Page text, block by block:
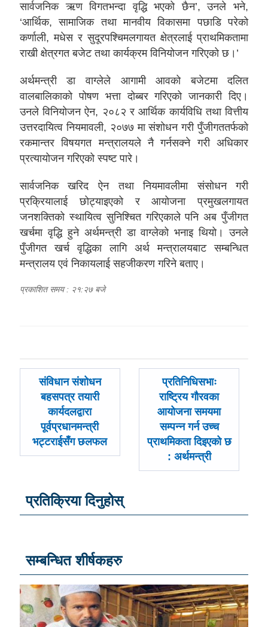
सार्वजनिक ऋण विगतभन्दा वृद्धि भएको छैन’, उनले भने,
‘आर्थिक, सामाजिक तथा मानवीय विकासमा पछाडि परेको
कर्णाली, मधेस र सुदूरपश्चिमलगायत क्षेत्रलाई प्राथमिकतामा
राखी क्षेत्रगत बजेट तथा कार्यक्रम विनियोजन गरिएको छ।’
अर्थमन्त्री डा वाग्लेले आगामी आवको बजेटमा दलित
वालबालिकाको पोषण भत्ता दोब्बर गरिएको जानकारी दिए।
उनले विनियोजन ऐन, २०८२ र आर्थिक कार्यविधि तथा वित्तीय
उत्तरदायित्व नियमावली, २०७७ मा संशोधन गरी पुँजीगततर्फको
रकमान्तर विषयगत मन्त्रालयले नै गर्नसक्ने गरी अधिकार
प्रत्यायोजन गरिएको स्पष्ट पारे।
सार्वजनिक खरिद ऐन तथा नियमावलीमा संसोधन गरी
प्रक्रियालाई छोट्याइएको र आयोजना प्रमुखलगायत
जनशक्तिको स्थायित्व सुनिश्चित गरिएकाले पनि अब पुँजीगत
खर्चमा वृद्धि हुने अर्थमन्त्री डा वाग्लेको भनाइ थियो। उनले
पुँजीगत खर्च वृद्धिका लागि अर्थ मन्त्रालयबाट सम्बन्धित
मन्त्रालय एवं निकायलाई सहजीकरण गरिने बताए।
प्रकाशित समय : २१:२७ बजे
पछिल्लाे
-
संविधान संशोधन
बहसपत्र तयारी
कार्यदलद्वारा
पूर्वप्रधानमन्त्री
भट्टराईसँग छलफल
अघिल्लाे
-
प्रतिनिधिसभाः
राष्ट्रिय गौरवका
आयोजना समयमा
सम्पन्न गर्न उच्च
प्राथमिकता दिइएको छ
: अर्थमन्त्री
प्रतिक्रिया दिनुहोस्
सम्बन्धित शीर्षकहरु